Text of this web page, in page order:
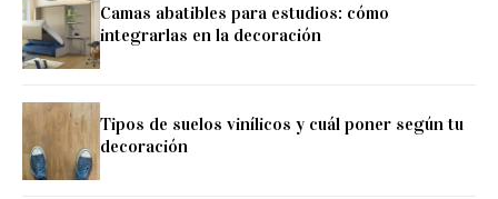
Camas abatibles para estudios: cómo
integrarlas en la decoración
Tipos de suelos vinílicos y cuál poner según tu
decoración